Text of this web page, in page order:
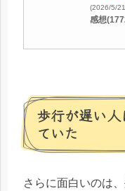
(2026/5/
感想
歩行が遅い
ていた
さらに面白いのは